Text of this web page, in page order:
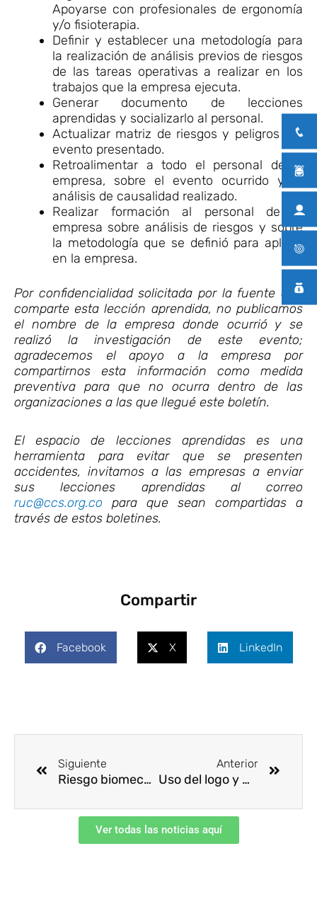
Apoyarse con profesionales de ergonomía
y/o fisioterapia.
Definir y establecer una metodología para
la realización de análisis previos de riesgos
de las tareas operativas a realizar en los
trabajos que la empresa ejecuta.
Generar documento de lecciones
aprendidas y socializarlo al personal.
Actualizar matriz de riesgos y peligros por
evento presentado.
Retroalimentar a todo el personal de la
empresa, sobre el evento ocurrido y el
análisis de causalidad realizado.
Realizar formación al personal de la
empresa sobre análisis de riesgos y sobre
la metodología que se definió para aplicar
en la empresa.
Por confidencialidad solicitada por la fuente que
comparte esta lección aprendida, no publicamos
el nombre de la empresa donde ocurrió y se
realizó la investigación de este evento;
agradecemos el apoyo a la empresa por
compartirnos esta información como medida
preventiva para que no ocurra dentro de las
organizaciones a las que llegué este boletín.
El espacio de lecciones aprendidas es una
herramienta para evitar que se presenten
accidentes, invitamos a las empresas a enviar
sus lecciones aprendidas al correo
ruc@ccs.org.co para que sean compartidas a
través de estos boletines.
Compartir
Facebook X LinkedIn
Siguiente
Riesgo biomecánico por posturas forzadas
Anterior
Uso del logo y marca del RUC®
Ver todas las noticias aquí